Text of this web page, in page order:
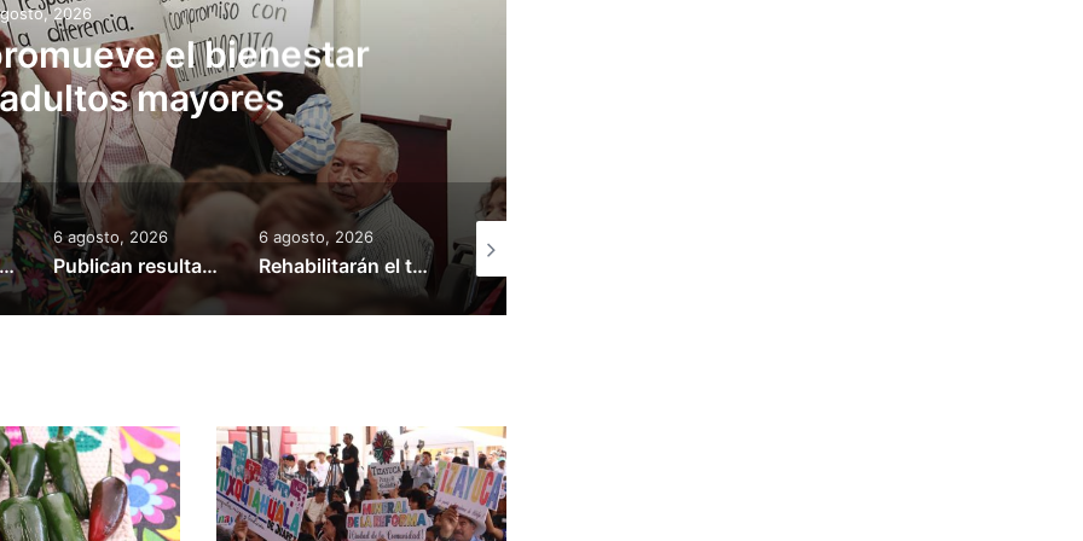
2026
el bienestar
adultos mayores
Insulini & Los Espanta Suegras llevarán su música a la FILIJ Hidalgo
6 agosto, 2026
Publican resultados de becas de Posgrados de Excelencia para Maestría en el Extranjero
6 agosto, 2026
Rehabilitarán el tramo Zacualtipán-Tehuetlán de la carretera Pachuca-Huejutla